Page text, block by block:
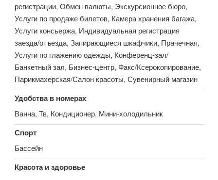
регистрации, Обмен валюты, Экскурсионное бюро,
Услуги по продаже билетов, Камера хранения багажа,
Услуги консьержа, Индивидуальная регистрация
заезда/отъезда, Запирающиеся шкафчики, Прачечная,
Услуги по глажению одежды, Конференц-зал/
Банкетный зал, Бизнес-центр, Факс/Ксерокопирование,
Парикмахерская/Салон красоты, Сувенирный магазин
Удобства в номерах
Ванна, Тв, Кондиционер, Мини-холодильник
Спорт
Бассейн
Красота и здоровье